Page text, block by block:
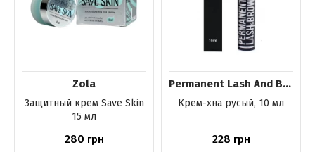
Zola
Защитный крем Save Skin
15 мл
280 грн
Permanent Lash And Brow
Крем-хна русый, 10 мл
228 грн